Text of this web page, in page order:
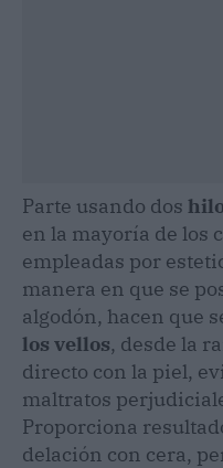
Parte usando dos
en la mayoría de los
empleadas por
manera en que se
algodón, hacen que
los vellos, desde la
directo con la piel,
maltratos
Proporciona
delación con cera,